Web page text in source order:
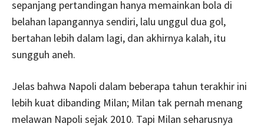
sepanjang pertandingan hanya memainkan bola di
belahan lapangannya sendiri, lalu unggul dua gol,
bertahan lebih dalam lagi, dan akhirnya kalah, itu
sungguh aneh.
Jelas bahwa Napoli dalam beberapa tahun terakhir ini
lebih kuat dibanding Milan; Milan tak pernah menang
melawan Napoli sejak 2010. Tapi Milan seharusnya